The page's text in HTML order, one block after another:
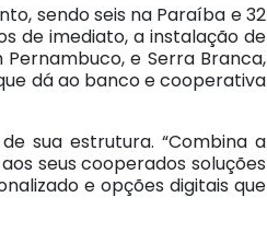
sendo seis na Paraíba e 32
de imediato, a instalação de
e Serra Branca,
dá ao banco e cooperativa
sua estrutura. “Combina a
seus cooperados soluções
e opções digitais que